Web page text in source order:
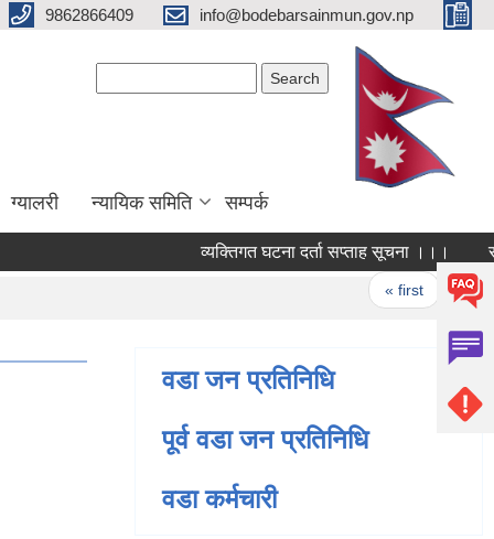
9862866409 info@bodebarsainmun.gov.np
ग्यालरी न्यायिक समिति सम्पर्क
व्यक्तिगत घटना दर्ता सप्ताह सूचना ।।।
« first ‹
वडा जन प्रतिनिधि
पूर्व वडा जन प्रतिनिधि
वडा कर्मचारी